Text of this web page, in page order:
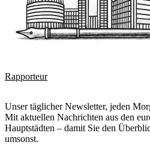
Rapporteur
Unser täglicher Newsletter, jeden
Mit aktuellen Nachrichten aus den
Hauptstädten – damit Sie den
umsonst.